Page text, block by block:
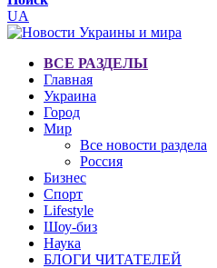
UA
ВСЕ РАЗДЕЛЫ
Главная
Украина
Город
Мир
Все новости раздела
Россия
Бизнес
Спорт
Lifestyle
Шоу-биз
Наука
БЛОГИ ЧИТАТЕЛЕЙ